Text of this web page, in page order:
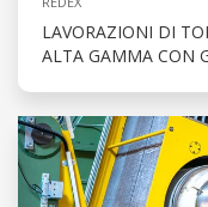
LAVORAZIONI DI
ALTA GAMMA CON